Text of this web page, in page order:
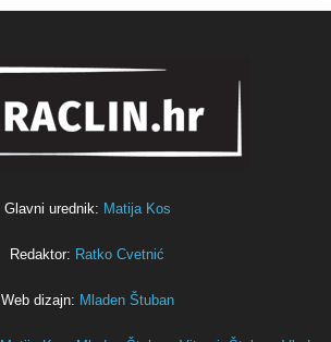
Glavni urednik: Matija Kos
Redaktor: Ratko Cvetnić
Web dizajn: Mladen Štuban